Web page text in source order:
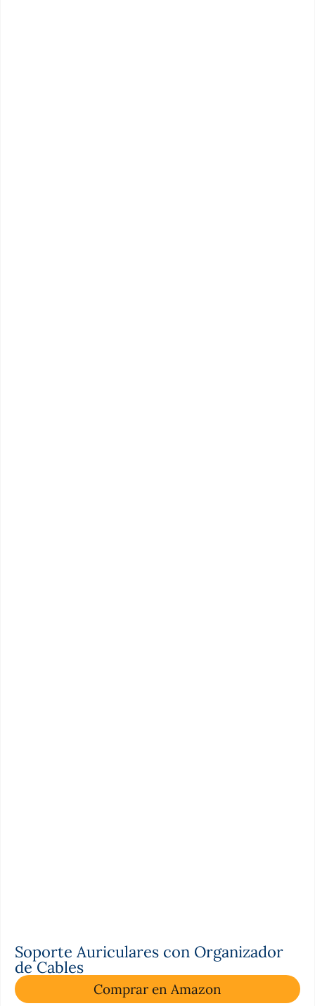
Soporte Auriculares con Organizador
de Cables
Comprar en Amazon